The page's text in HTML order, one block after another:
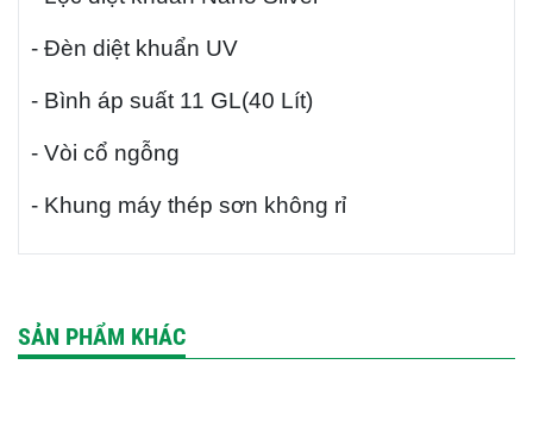
- Đèn diệt khuẩn UV
- Bình áp suất 11 GL(40 Lít)
- Vòi cổ ngỗng
- Khung máy thép sơn không rỉ
SẢN PHẨM KHÁC